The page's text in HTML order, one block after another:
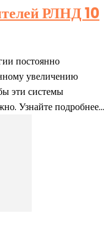
РЛНД 10
постоянно
увеличению
эти системы
Узнайте подробнее...